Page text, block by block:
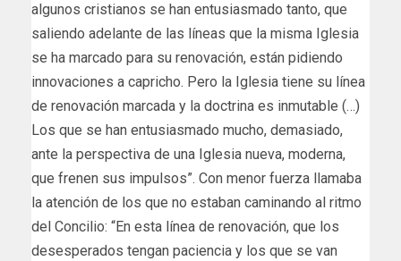
algunos cristianos se han entusiasmado tanto, que
saliendo adelante de las líneas que la misma Iglesia
se ha marcado para su renovación, están pidiendo
innovaciones a capricho. Pero la Iglesia tiene su línea
de renovación marcada y la doctrina es inmutable (…)
Los que se han entusiasmado mucho, demasiado,
ante la perspectiva de una Iglesia nueva, moderna,
que frenen sus impulsos”. Con menor fuerza llamaba
la atención de los que no estaban caminando al ritmo
del Concilio: “En esta línea de renovación, que los
desesperados tengan paciencia y los que se van